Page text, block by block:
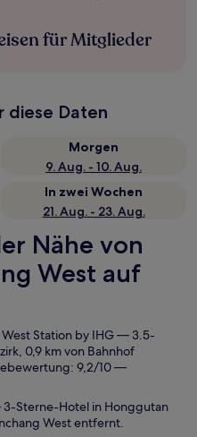
für Mitglieder
diese Daten
Morgen
9. Aug. - 10. Aug.
In zwei Wochen
21. Aug. - 23. Aug.
Nähe von
West auf
Station by IHG— 3.5-
0,9 km von Bahnhof
9,2/10 —
Sterne-Hotel in Honggutan
West entfernt.